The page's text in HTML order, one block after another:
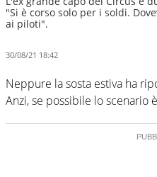
"Si è corso solo per i soldi.
ai piloti".
30/08/21 18:42
Neppure la sosta estiva ha
Anzi, se possibile lo scenario